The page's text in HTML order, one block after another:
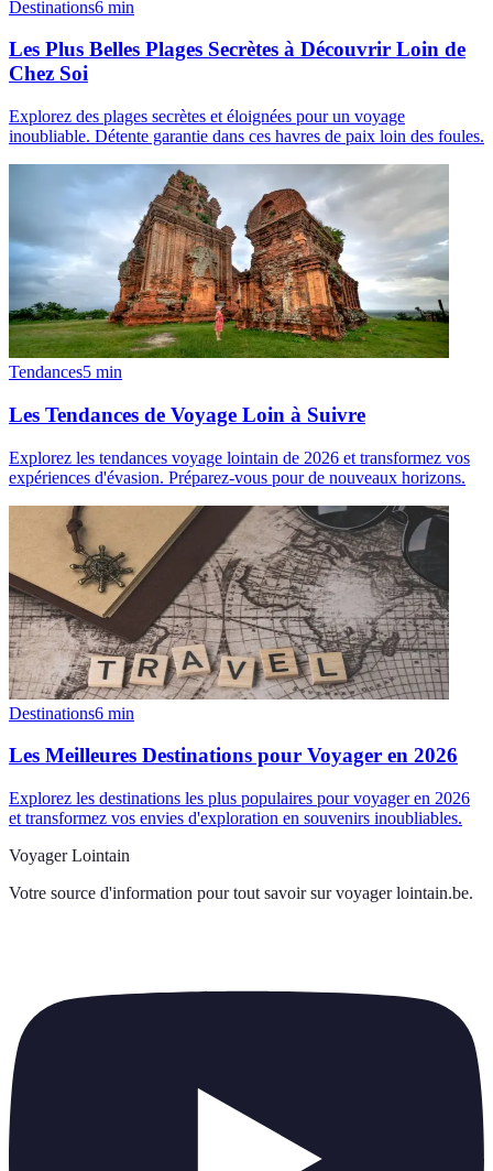
Destinations6 min
Les Plus Belles Plages Secrètes à Découvrir Loin de
Chez Soi
Explorez des plages secrètes et éloignées pour un voyage
inoubliable. Détente garantie dans ces havres de paix loin des foules.
Tendances5 min
Les Tendances de Voyage Loin à Suivre
Explorez les tendances voyage lointain de 2026 et transformez vos
expériences d'évasion. Préparez-vous pour de nouveaux horizons.
Destinations6 min
Les Meilleures Destinations pour Voyager en 2026
Explorez les destinations les plus populaires pour voyager en 2026
et transformez vos envies d'exploration en souvenirs inoubliables.
Voyager Lointain
Votre source d'information pour tout savoir sur voyager lointain.be.